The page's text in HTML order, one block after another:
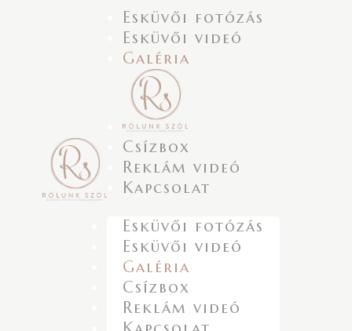
Esküvői fotózás
Esküvői videó
Galéria
Csízbox
Reklám videó
Kapcsolat
Esküvői fotózás
Esküvői videó
Galéria
Csízbox
Reklám videó